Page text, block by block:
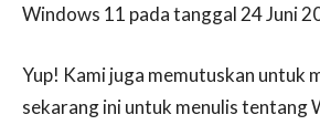
Windows 11 pada tanggal 24 Juni
Yup! Kami juga memutuskan untuk
sekarang ini untuk menulis tentang